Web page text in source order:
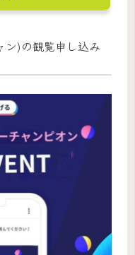
ン)の観覧申し込み